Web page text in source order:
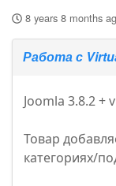
8 years 8 months
Работа с
Joomla 3.8.2 +
Товар
категориях/